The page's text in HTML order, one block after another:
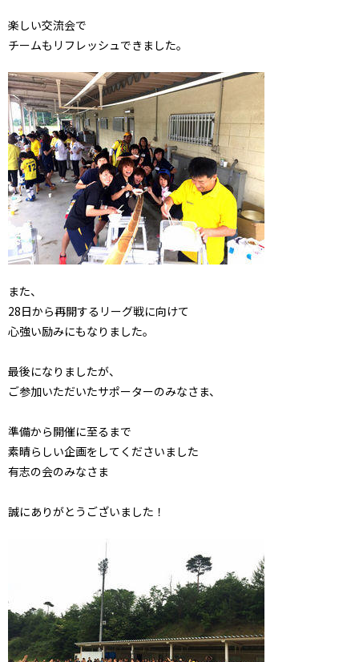
楽しい交流会で
チームもリフレッシュできました。
また、
28日から再開するリーグ戦に向けて
心強い励みにもなりました。
最後になりましたが、
ご参加いただいたサポーターのみなさま、
準備から開催に至るまで
素晴らしい企画をしてくださいました
有志の会のみなさま
誠にありがとうございました！